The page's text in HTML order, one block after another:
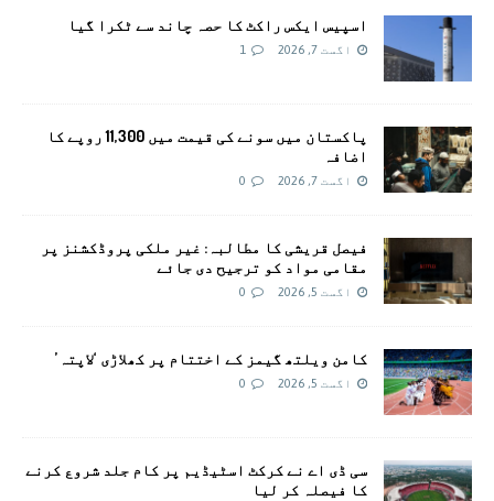
اسپیس ایکس راکٹ کا حصہ چاند سے ٹکرا گیا
اگست 7, 2026 1
پاکستان میں سونے کی قیمت میں 11,300 روپے کا
اضافہ
اگست 7, 2026 0
فیصل قریشی کا مطالبہ: غیر ملکی پروڈکشنز پر
مقامی مواد کو ترجیح دی جائے
اگست 5, 2026 0
کامن ویلتھ گیمز کے اختتام پر کھلاڑی ‘لاپتہ’
اگست 5, 2026 0
سی ڈی اے نے کرکٹ اسٹیڈیم پر کام جلد شروع کرنے
کا فیصلہ کر لیا